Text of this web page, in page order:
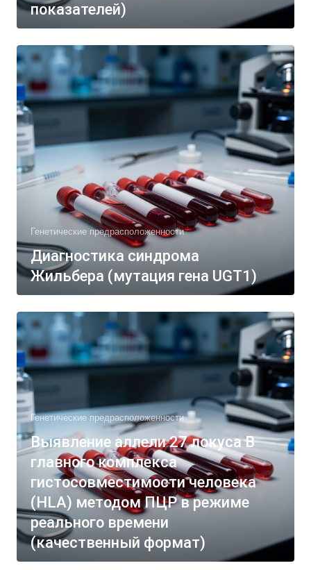
показателей)
Генетические предрасположенности
Диагностика синдрома
Жильбера (мутация гена UGT1)
Генетические предрасположенности
Выявление аллели 27 локуса В
главного комплекса
гистосовместимости человека
(HLA) методом ПЦР в режиме
реального времени
(качественный формат)